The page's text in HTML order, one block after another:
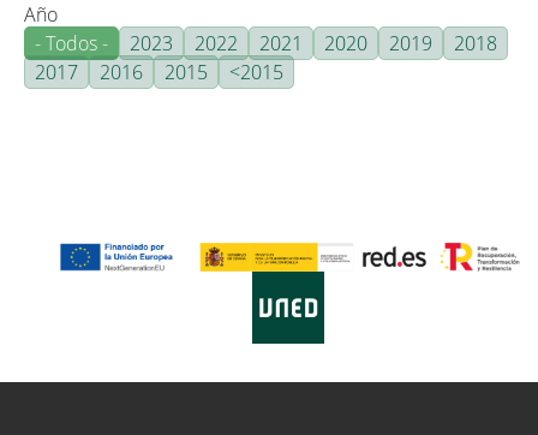
Año
- Todos -
2023 2022 2021 2020 2019
2018
2017
2016 2015 <2015